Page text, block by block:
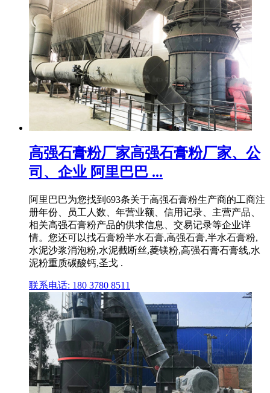
高强石膏粉厂家高强石膏粉厂家、公
司、企业 阿里巴巴 ...
阿里巴巴为您找到693条关于高强石膏粉生产商的工商注
册年份、员工人数、年营业额、信用记录、主营产品、
相关高强石膏粉产品的供求信息、交易记录等企业详
情。您还可以找石膏粉半水石膏,高强石膏,半水石膏粉,
水泥沙浆消泡粉,水泥截断丝,菱镁粉,高强石膏石膏线,水
泥粉重质碳酸钙,圣戈 .
联系电话: 180 3780 8511